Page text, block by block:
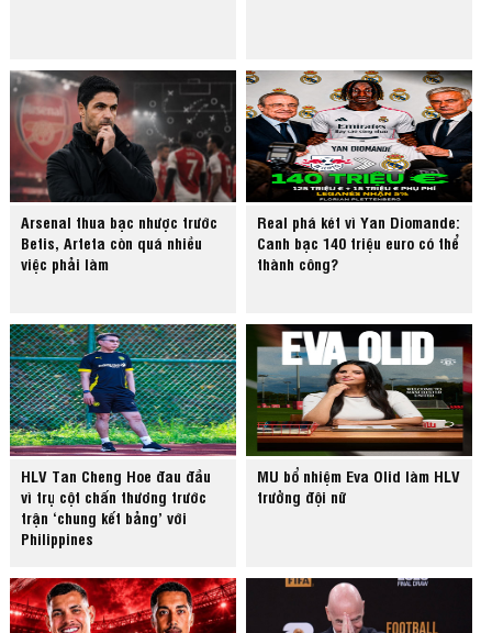
Arsenal thua bạc nhược trước
Betis, Arteta còn quá nhiều
việc phải làm
Real phá két vì Yan Diomande:
Canh bạc 140 triệu euro có thể
thành công?
HLV Tan Cheng Hoe đau đầu
vì trụ cột chấn thương trước
trận ‘chung kết bảng’ với
Philippines
MU bổ nhiệm Eva Olid làm HLV
trưởng đội nữ